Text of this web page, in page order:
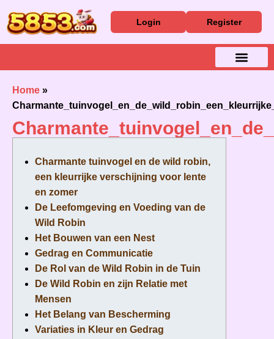
Login Register
Home »
Charmante tuinvogel en de wild robin,
een kleurrijke verschijning voor lente
en zomer
De Leefomgeving en Voeding van de
Wild Robin
Het Bouwen van een Nest
Gedrag en Communicatie
De Rol van de Wild Robin in de Tuin
De Wild Robin en zijn Relatie met
Mensen
Het Belang van Bescherming
Variaties in Kleur en Gedrag